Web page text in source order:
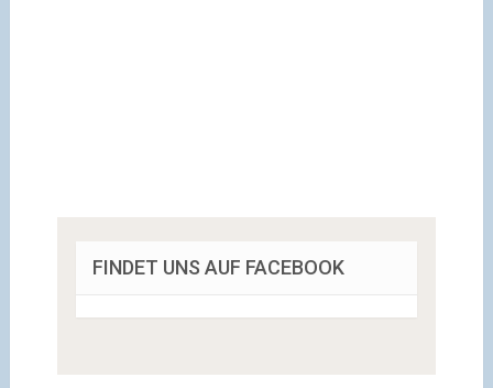
FINDET UNS AUF FACEBOOK